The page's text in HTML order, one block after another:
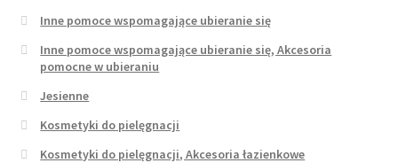
Inne pomoce wspomagające ubieranie się
Inne pomoce wspomagające ubieranie się, Akcesoria
pomocne w ubieraniu
Jesienne
Kosmetyki do pielęgnacji
Kosmetyki do pielęgnacji, Akcesoria łazienkowe